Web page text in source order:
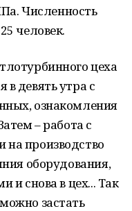
Численность
человек.
цеха
девять утра с
ознакомления
– работа с
производство
оборудования,
и снова в цех... Так
застать